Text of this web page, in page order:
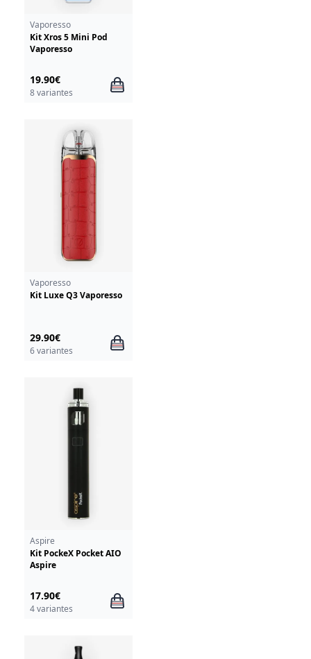
Vaporesso
Kit Xros 5 Mini Pod
Vaporesso
19.90€
8 variantes
Vaporesso
Kit Luxe Q3 Vaporesso
29.90€
6 variantes
Aspire
Kit PockeX Pocket AIO
Aspire
17.90€
4 variantes